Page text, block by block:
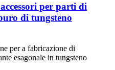
per parti di
di tungsteno
per a fabricazione di
esagonale in tungsteno